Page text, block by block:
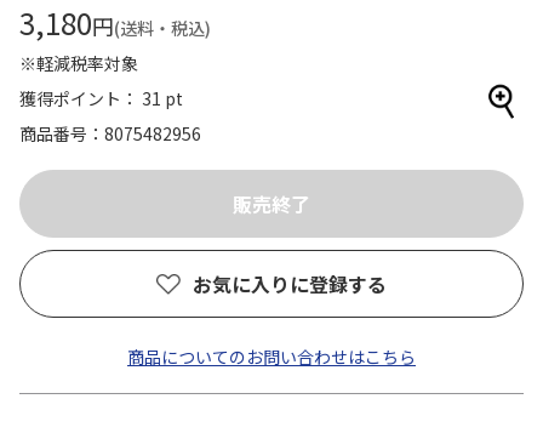
3,180円(送料・税込)
※軽減税率対象
獲得ポイント： 31 pt
商品番号
8075482956
お気に入りに登録する
商品についてのお問い合わせはこちら